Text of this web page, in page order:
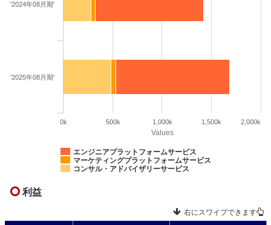
Values
エンジニアプラットフォームサービス
マーケティングプラットフォームサービス
コンサル・アドバイザリーサービス
'2024年08月期'
'2025年08月期'
0k 500k 1,000k 1,500k 2,000k
利益
右にスワイプできます